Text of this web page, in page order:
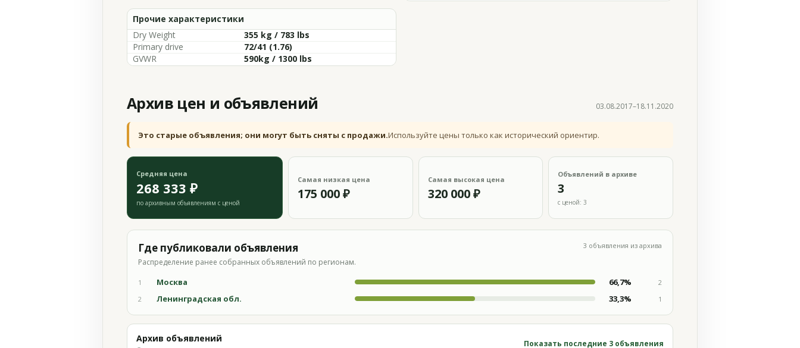
Прочие характеристики
Dry Weight
355 kg / 783 lbs
Primary drive
72/41 (1.76)
GVWR
590kg / 1300 lbs
Архив цен и объявлений 03.08.2017–18.11.2020
Это старые объявления; они могут быть сняты с продажи.Используйте цены только как исторический ориентир.
Средняя цена
268 333 ₽
по архивным объявлениям с ценой
Самая низкая цена
175 000 ₽
Самая высокая цена
320 000 ₽
Объявлений в архиве
3
с ценой: 3
Где публиковали объявления
Распределение ранее собранных объявлений по регионам.
3 объявления из архива
1 Москва 66,7%
2
2
Ленинградская обл. 33,3% 1
Архив объявлений Показать последние 3 объявления